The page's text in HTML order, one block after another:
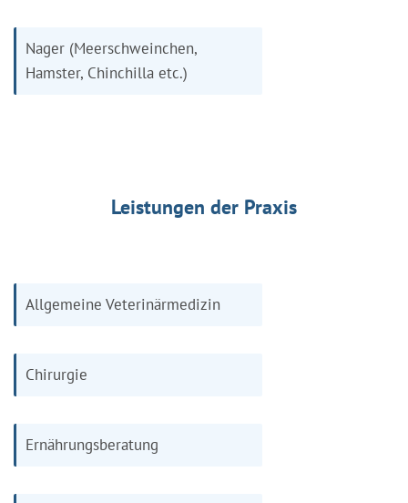
Nager (Meerschweinchen,
Hamster, Chinchilla etc.)
Leistungen der Praxis
Allgemeine Veterinärmedizin
Chirurgie
Ernährungsberatung